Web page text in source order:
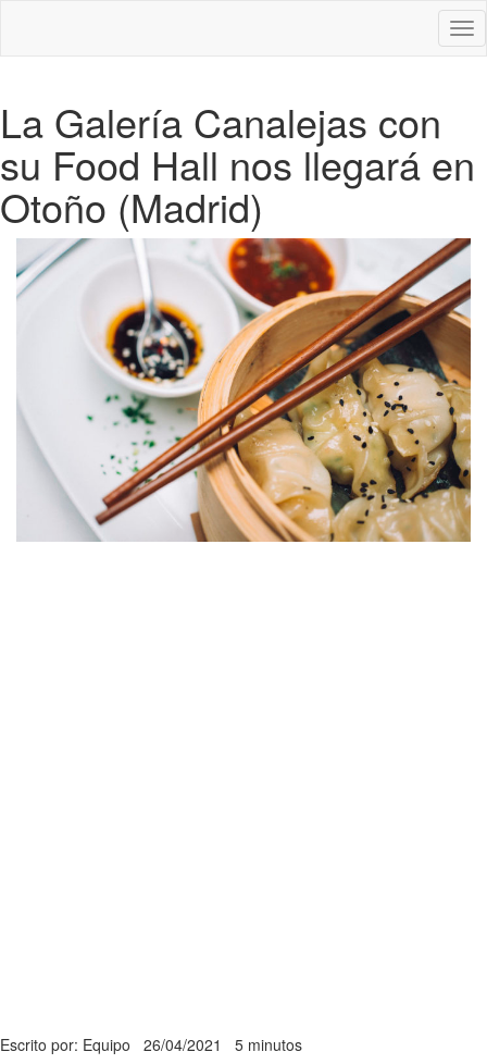
La Galería Canalejas con
su Food Hall nos llegará en
Otoño (Madrid)
Escrito por: Equipo 26/04/2021 5 minutos